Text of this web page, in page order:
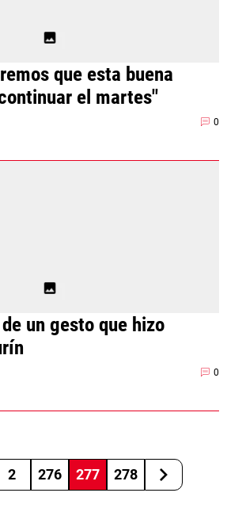
que esta buena
el martes"
0
un gesto que hizo
0
2 276 277 278